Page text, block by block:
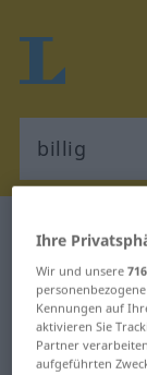
Deutsch-
für
Ihre
Wir und unsere716
Kennungen auf
aktivieren Sie
Partner
aufgeführten